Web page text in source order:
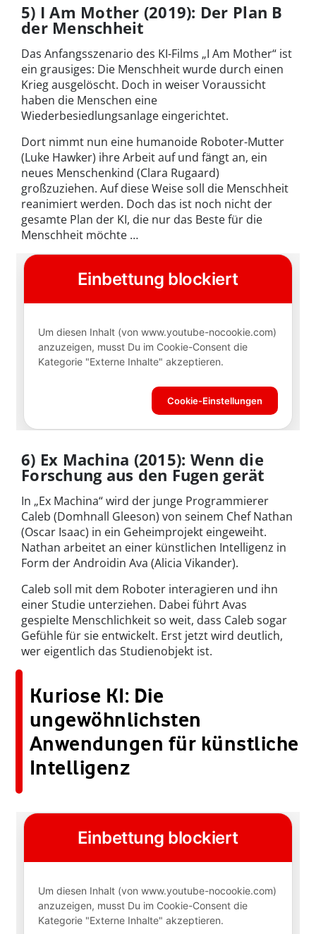
5) I Am Mother (2019): Der Plan B
der Menschheit
Das Anfangsszenario des KI-Films „I Am Mother“ ist
ein grausiges: Die Menschheit wurde durch einen
Krieg ausgelöscht. Doch in weiser Voraussicht
haben die Menschen eine
Wiederbesiedlungsanlage eingerichtet.
Dort nimmt nun eine humanoide Roboter-Mutter
(Luke Hawker) ihre Arbeit auf und fängt an, ein
neues Menschenkind (Clara Rugaard)
großzuziehen. Auf diese Weise soll die Menschheit
reanimiert werden. Doch das ist noch nicht der
gesamte Plan der KI, die nur das Beste für die
Menschheit möchte …
6) Ex Machina (2015): Wenn die
Forschung aus den Fugen gerät
In „Ex Machina“ wird der junge Programmierer
Caleb (Domhnall Gleeson) von seinem Chef Nathan
(Oscar Isaac) in ein Geheimprojekt eingeweiht.
Nathan arbeitet an einer künstlichen Intelligenz in
Form der Androidin Ava (Alicia Vikander).
Caleb soll mit dem Roboter interagieren und ihn
einer Studie unterziehen. Dabei führt Avas
gespielte Menschlichkeit so weit, dass Caleb sogar
Gefühle für sie entwickelt. Erst jetzt wird deutlich,
wer eigentlich das Studienobjekt ist.
Kuriose KI: Die
ungewöhnlichsten
Anwendungen für künstliche
Intelligenz